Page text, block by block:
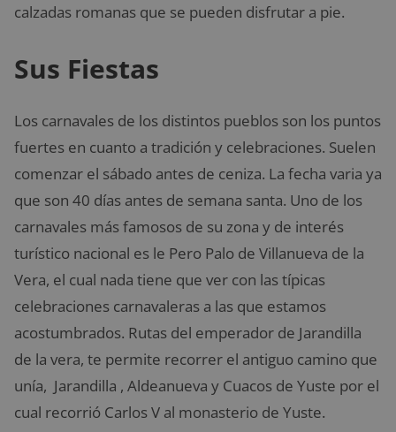
calzadas romanas que se pueden disfrutar a pie.
Sus Fiestas
Los carnavales de los distintos pueblos son los puntos
fuertes en cuanto a tradición y celebraciones. Suelen
comenzar el sábado antes de ceniza. La fecha varia ya
que son 40 días antes de semana santa. Uno de los
carnavales más famosos de su zona y de interés
turístico nacional es le Pero Palo de Villanueva de la
Vera, el cual nada tiene que ver con las típicas
celebraciones carnavaleras a las que estamos
acostumbrados. Rutas del emperador de Jarandilla
de la vera, te permite recorrer el antiguo camino que
unía, Jarandilla , Aldeanueva y Cuacos de Yuste por el
cual recorrió Carlos V al monasterio de Yuste.